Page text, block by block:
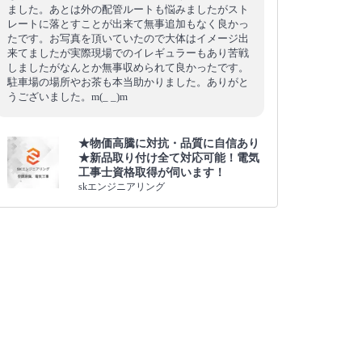
ました。あとは外の配管ルートも悩みましたがスト
レートに落とすことが出来て無事追加もなく良かっ
たです。お写真を頂いていたので大体はイメージ出
来てましたが実際現場でのイレギュラーもあり苦戦
しましたがなんとか無事収められて良かったです。
駐車場の場所やお茶も本当助かりました。ありがと
うございました。m(_ _)m
★物価高騰に対抗・品質に自信あり
★新品取り付け全て対応可能！電気
工事士資格取得が伺います！
skエンジニアリング